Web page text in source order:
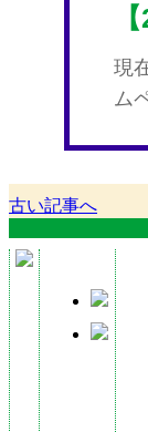
現
ム
古い記事へ